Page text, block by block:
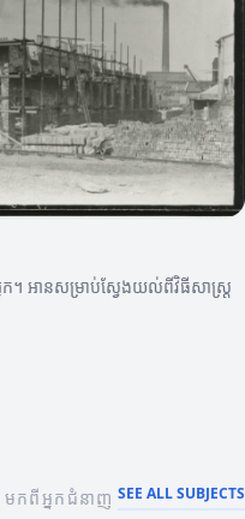
ក។ អានសម្រាប់ស្វែងយល់ពីវិធីសាស្ត្រ
កពីអ្នកជំនាញ SEE ALL SUBJECTS